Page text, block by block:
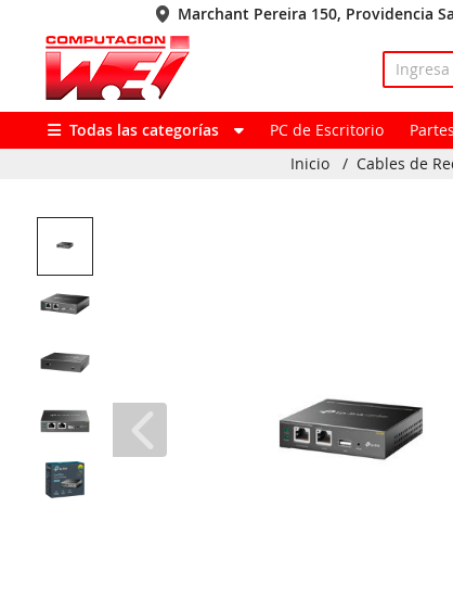
Marchant Pereira 150, Providencia
Todas las categorías PC de Escritorio
Inicio
/ Cables de